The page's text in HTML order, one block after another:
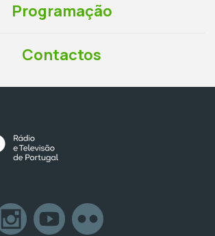
Programação
Contactos